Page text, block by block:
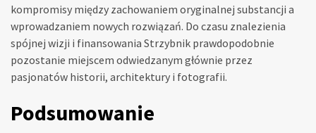
kompromisy między zachowaniem oryginalnej substancji a
wprowadzaniem nowych rozwiązań. Do czasu znalezienia
spójnej wizji i finansowania Strzybnik prawdopodobnie
pozostanie miejscem odwiedzanym głównie przez
pasjonatów historii, architektury i fotografii.
Podsumowanie